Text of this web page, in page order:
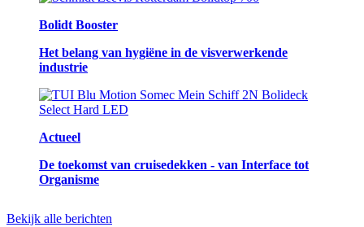
Bolidt Booster
Het belang van hygiëne in de visverwerkende
industrie
Actueel
De toekomst van cruisedekken - van Interface tot
Organisme
Bekijk alle berichten